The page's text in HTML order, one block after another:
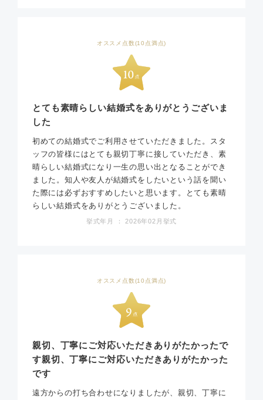
オススメ点数(10点満点)
とても素晴らしい結婚式をありがとうございま
した
初めての結婚式でご利用させていただきました。スタ
ッフの皆様にはとても親切丁寧に接していただき、素
晴らしい結婚式になり一生の思い出となることができ
ました。知人や友人が結婚式をしたいという話を聞い
た際には必ずおすすめしたいと思います。とても素晴
らしい結婚式をありがとうございました。
挙式年月 ： 2026年02月挙式
オススメ点数(10点満点)
親切、丁寧にご対応いただきありがたかったで
す親切、丁寧にご対応いただきありがたかった
です
遠方からの打ち合わせになりましたが、親切、丁寧に